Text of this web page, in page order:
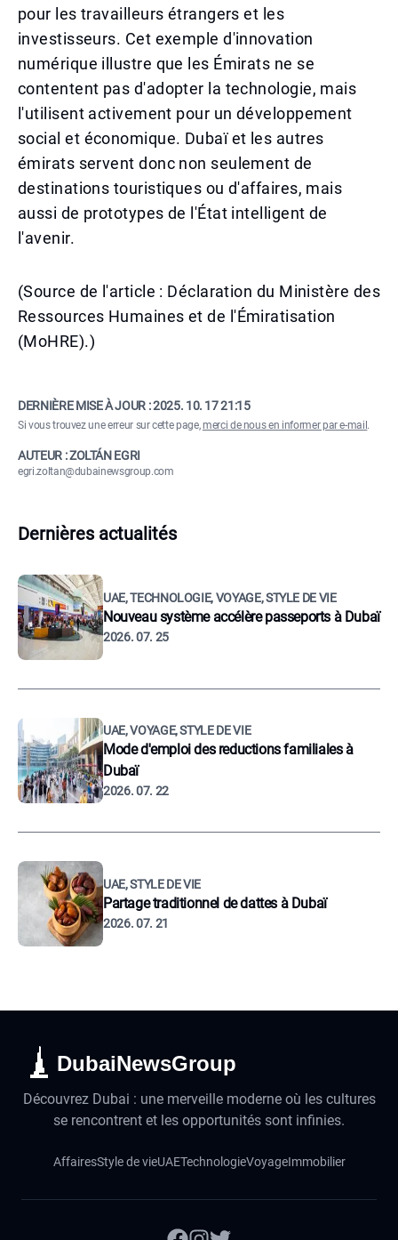
pour les travailleurs étrangers et les
investisseurs. Cet exemple d'innovation
numérique illustre que les Émirats ne se
contentent pas d'adopter la technologie, mais
l'utilisent activement pour un développement
social et économique. Dubaï et les autres
émirats servent donc non seulement de
destinations touristiques ou d'affaires, mais
aussi de prototypes de l'État intelligent de
l'avenir.
(Source de l'article : Déclaration du Ministère des
Ressources Humaines et de l'Émiratisation
(MoHRE).)
DERNIÈRE MISE À JOUR :2025. 10. 17 21:15
Si vous trouvez une erreur sur cette page,merci de nous en informer par e-mail .
AUTEUR : ZOLTÁN EGRI
egri.zoltan@dubainewsgroup.com
Dernières actualités
UAE, TECHNOLOGIE, VOYAGE, STYLE DE VIE
Nouveau système accélère passeports à Dubaï
2026. 07. 25
UAE, VOYAGE, STYLE DE VIE
Mode d'emploi des reductions familiales à
Dubaï
2026. 07. 22
UAE, STYLE DE VIE
Partage traditionnel de dattes à Dubaï
2026. 07. 21
DubaiNewsGroup
Découvrez Dubai : une merveille moderne où les cultures
se rencontrent et les opportunités sont infinies.
AffairesStyle de vieUAETechnologieVoyageImmobilier